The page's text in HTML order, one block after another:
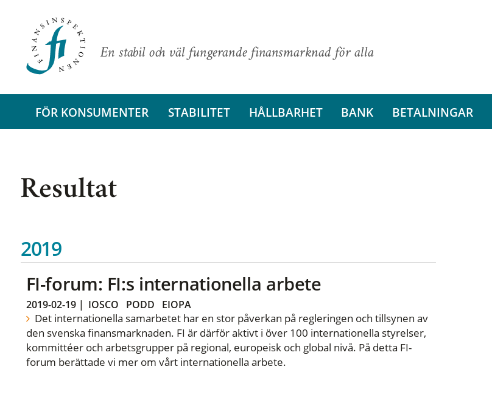
En stabil och väl fungerande finansmarknad för alla
FÖR KONSUMENTER STABILITET HÅLLBARHET BANK BETALNINGAR
Resultat
2019
FI-forum: FI:s internationella arbete
2019-02-19| IOSCO PODD EIOPA
Det internationella samarbetet har en stor påverkan på regleringen och tillsynen av
den svenska finansmarknaden. FI är därför aktivt i över 100 internationella styrelser,
kommittéer och arbetsgrupper på regional, europeisk och global nivå. På detta FI-
forum berättade vi mer om vårt internationella arbete.